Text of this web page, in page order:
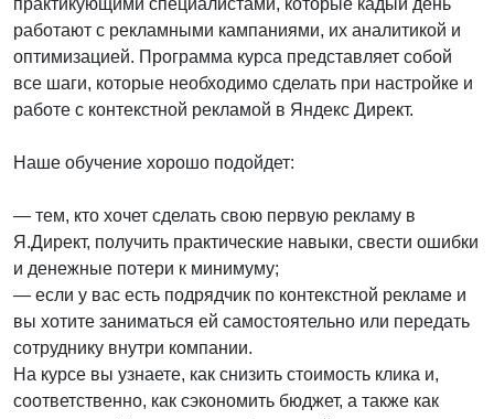
практикующими специалистами, которые кадый день
работают с рекламными кампаниями, их аналитикой и
оптимизацией. Программа курса представляет собой
все шаги, которые необходимо сделать при настройке и
работе с контекстной рекламой в Яндекс Директ.
Наше обучение хорошо подойдет:
— тем, кто хочет сделать свою первую рекламу в
Я.Директ, получить практические навыки, свести ошибки
и денежные потери к минимуму;
— если у вас есть подрядчик по контекстной рекламе и
вы хотите заниматься ей самостоятельно или передать
сотруднику внутри компании.
На курсе вы узнаете, как снизить стоимость клика и,
соответственно, как сэкономить бюджет, а также как